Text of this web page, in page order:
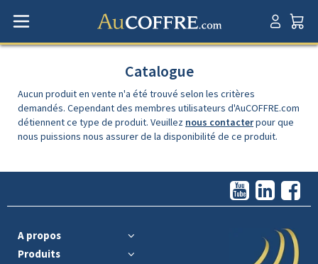
Catalogue
Aucun produit en vente n'a été trouvé selon les critères
demandés. Cependant des membres utilisateurs d'AuCOFFRE.com
détiennent ce type de produit. Veuillez nous contacterpour que
nous puissions nous assurer de la disponibilité de ce produit.
A propos
Produits